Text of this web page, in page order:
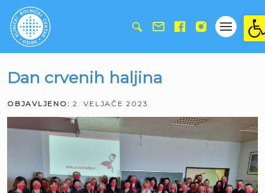
Dan crvenih haljina
OBJAVLJENO: 2. VELJAČE 2023.